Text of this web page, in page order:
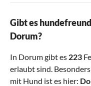
Gibt es
Dorum?
In Dorum gibt es 223
erlaubt sind.
mit Hund ist es hier: